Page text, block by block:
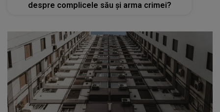
despre complicele său și arma crimei?